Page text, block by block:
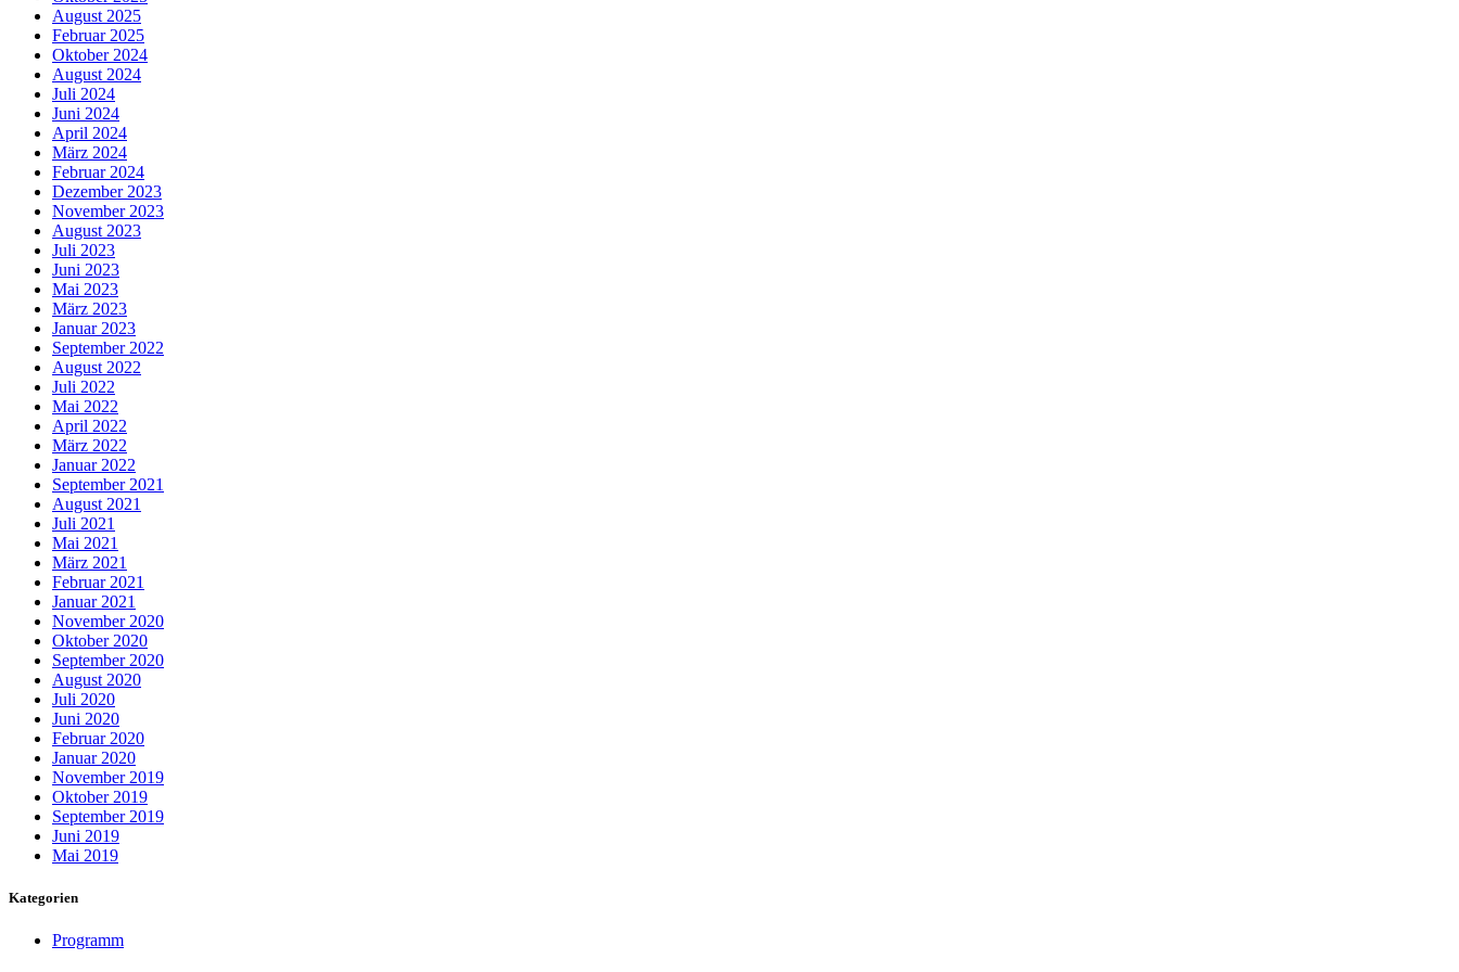
August 2025
Februar 2025
Oktober 2024
August 2024
Juli 2024
Juni 2024
April 2024
März 2024
Februar 2024
Dezember 2023
November 2023
August 2023
Juli 2023
Juni 2023
Mai 2023
März 2023
Januar 2023
September 2022
August 2022
Juli 2022
Mai 2022
April 2022
März 2022
Januar 2022
September 2021
August 2021
Juli 2021
Mai 2021
März 2021
Februar 2021
Januar 2021
November 2020
Oktober 2020
September 2020
August 2020
Juli 2020
Juni 2020
Februar 2020
Januar 2020
November 2019
Oktober 2019
September 2019
Juni 2019
Mai 2019
Kategorien
Programm